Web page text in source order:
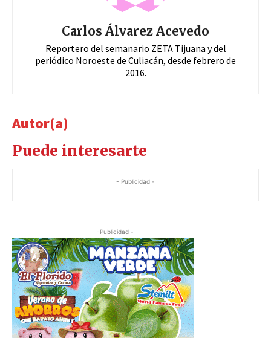
Carlos Álvarez Acevedo
Reportero del semanario ZETA Tijuana y del
periódico Noroeste de Culiacán, desde febrero de
2016.
Autor(a)
Puede interesarte
- Publicidad -
-Publicidad -